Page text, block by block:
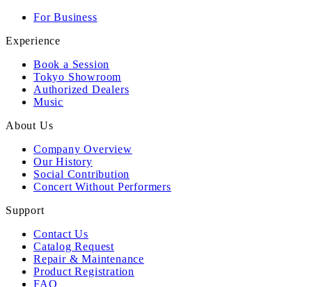
For Business
Experience
Book a Session
Tokyo Showroom
Authorized Dealers
Music
About Us
Company Overview
Our History
Social Contribution
Concert Without Performers
Support
Contact Us
Catalog Request
Repair & Maintenance
Product Registration
FAQ